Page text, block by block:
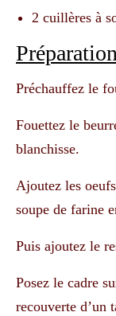
2 cuillères à
Préchauffez le
Fouettez le
blanchisse.
Ajoutez les
soupe de farine
Puis ajoutez le
Posez le cadre
recouverte d’un